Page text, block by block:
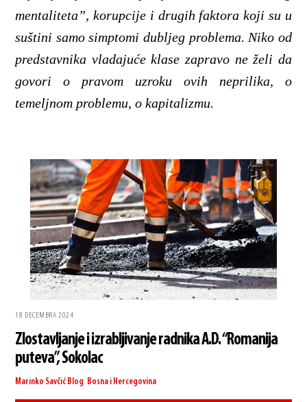
mentaliteta”, korupcije i drugih faktora koji su u
suštini samo simptomi dubljeg problema. Niko od
predstavnika vladajuće klase zapravo ne želi da
govori o pravom uzroku ovih neprilika, o
temeljnom problemu, o kapitalizmu.
18 DECEMBRA 2024
Zlostavljanje i izrabljivanje radnika A.D. “Romanija
puteva”, Sokolac
Marinko Savčić Blog Bosna i Hercegovina